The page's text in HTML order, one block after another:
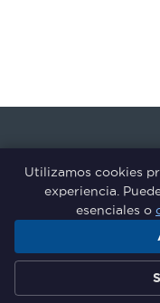
Grupo de
Formación del Sector
Utilizamos cookies
experiencia.
esenciales o